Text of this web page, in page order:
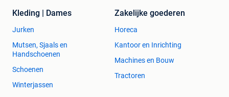
Kleding | Dames
Jurken
Mutsen, Sjaals en
Handschoenen
Schoenen
Winterjassen
Zakelijke goederen
Horeca
Kantoor en Inrichting
Machines en Bouw
Tractoren